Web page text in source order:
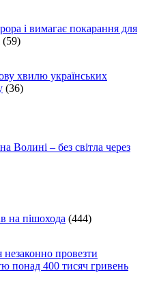
і вимагає покарання для
(59)
хвилю українських
(36)
Волині – без світла через
на пішохода (444)
провезти
понад 400 тисяч гривень